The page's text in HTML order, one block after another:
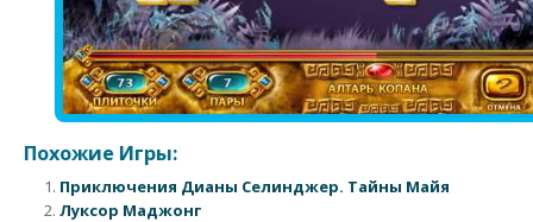
Похожие Игры:
Приключения Дианы Селинджер. Тайны Майя
Луксор Маджонг